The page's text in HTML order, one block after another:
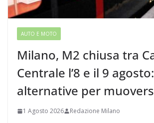
AUTO E MOTO
Milano, M2 chiusa tra
Centrale l’8 e il 9
alternative per
1 Agosto 2026 Redazione Milano